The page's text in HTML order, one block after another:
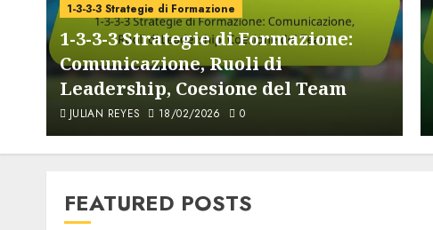
1-3-3-3 Strategie di Formazione
1-3-3-3 Strategie di Formazione:
Comunicazione, Ruoli di
Leadership, Coesione del Team
JULIAN REYES 18/02/2026 0
FEATURED POSTS